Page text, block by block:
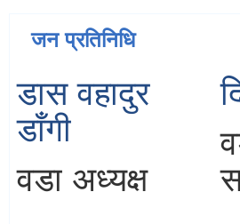
जन प्रतिनिधि
डास वहादुर
डाँगी
वडा अध्यक्ष